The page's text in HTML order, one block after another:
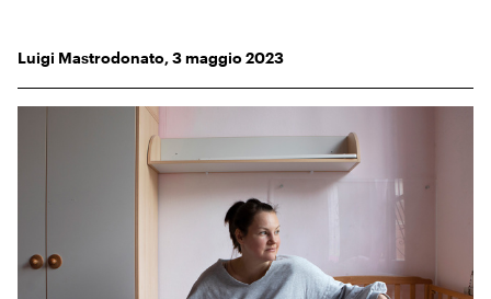
Regala o rinnova
INTERNAZIONALE
L’ESSENZIALE
Luigi Mastrodonato,3maggio 2023